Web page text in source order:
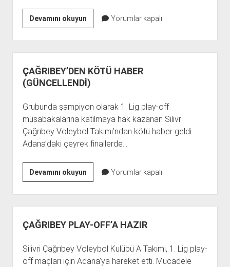
Devamını okuyunŞAMPİYONLUK
SIRASI
MİDİ
KIZLAR’DA
(GÜNCELLENDİ)
Yorumlar kapalı
ÇAĞRIBEY’DEN KÖTÜ HABER
(GÜNCELLENDİ)
Grubunda şampiyon olarak 1. Lig play-off
müsabakalarına katılmaya hak kazanan Silivri
Çağrıbey Voleybol Takımı’ndan kötü haber geldi.
Adana’daki çeyrek finallerde…
Devamını okuyunÇAĞRIBEY’DEN
KÖTÜ
HABER
(GÜNCELLENDİ)
Yorumlar kapalı
ÇAĞRIBEY PLAY-OFF’A HAZIR
Silivri Çağrıbey Voleybol Kulübü A Takımı, 1. Lig play-
off maçları için Adana’ya hareket etti. Mücadele